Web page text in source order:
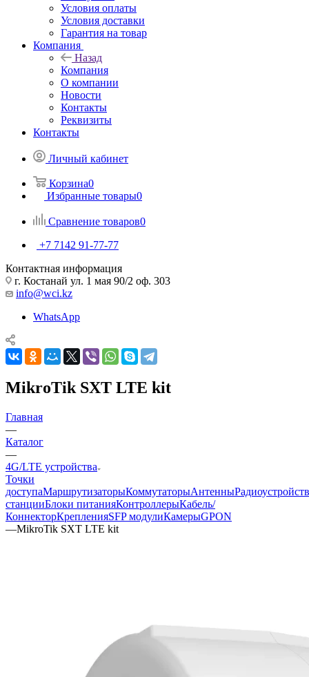
Условия оплаты
Условия доставки
Гарантия на товар
Компания
Назад
Компания
О компании
Новости
Контакты
Реквизиты
Контакты
Личный кабинет
Корзина0
Избранные товары0
Сравнение товаров0
+7 7142 91-77-77
Контактная информация
г. Костанай ул. 1 мая 90/2 оф. 303
info@wci.kz
WhatsApp
MikroTik SXT LTE kit
Главная
—
Каталог
—
4G/LTE устройства
Точки
доступаМаршрутизаторыКоммутаторыАнтенны
станцииБлоки питанияКонтроллерыКабель/
КоннекторКрепленияSFP модулиКамерыGPON
—MikroTik SXT LTE kit